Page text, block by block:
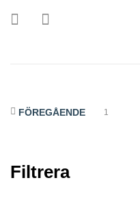
FÖREGÅENDE 1
Filtrera